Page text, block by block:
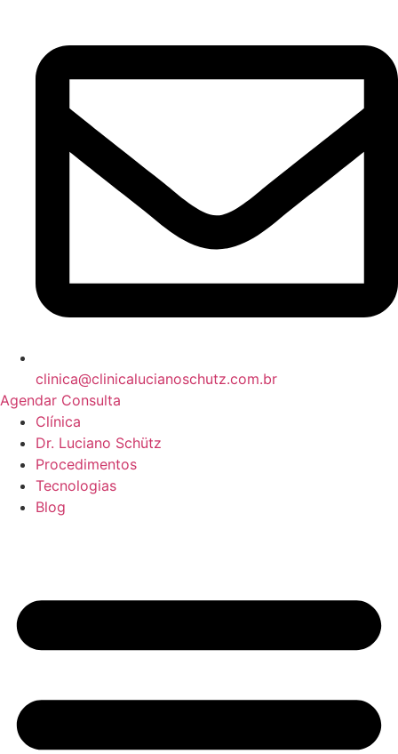
clinica@clinicalucianoschutz.com.br
Agendar Consulta
Clínica
Dr. Luciano Schütz
Procedimentos
Tecnologias
Blog